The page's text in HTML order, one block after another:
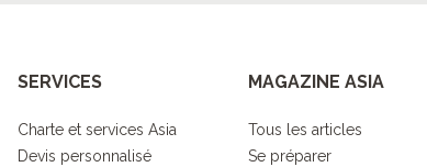
SERVICES
Charte et services Asia
Devis personnalisé
MAGAZINE ASIA
Tous les articles
Se préparer